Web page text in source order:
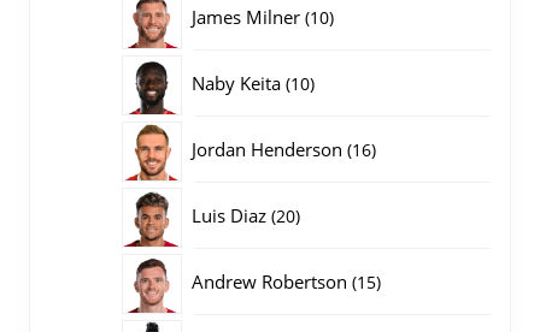
James Milner 1010
Naby Keita 1010
Jordan Henderson 1616
Luis Diaz 2020
Andrew Robertson 1515